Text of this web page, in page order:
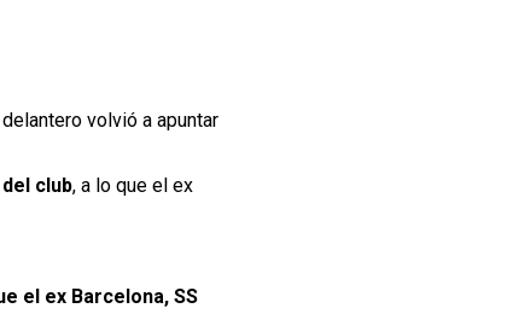
volvió a apuntar
club, a lo que el ex
el ex Barcelona, SS